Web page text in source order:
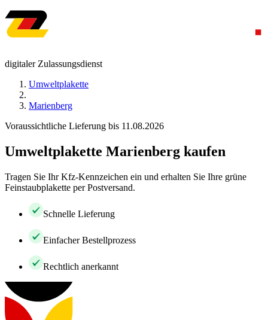
digitaler Zulassungsdienst
Umweltplakette
Marienberg
Voraussichtliche Lieferung bis 11.08.2026
Umweltplakette Marienberg kaufen
Tragen Sie Ihr Kfz-Kennzeichen ein und erhalten Sie Ihre grüne
Feinstaubplakette per Postversand.
Schnelle Lieferung
Einfacher Bestellprozess
Rechtlich anerkannt